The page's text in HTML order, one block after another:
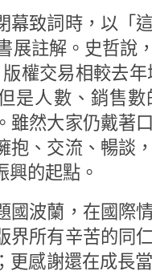
幕致詞時，以「
展註解。史哲說
權交易相較去年
但是人數、銷售
雖然大家仍戴著
抱、交流、暢談
興的起點。
國波蘭，在國際
界所有辛苦的同
更感謝還在成長